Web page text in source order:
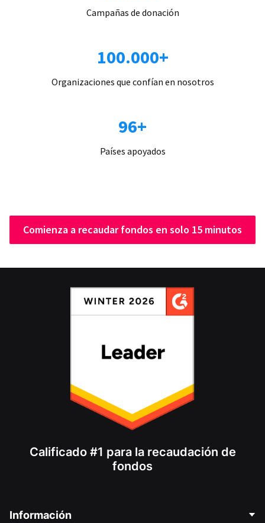
Campañas de donación
100.000+
Organizaciones que confían en nosotros
96+
Países apoyados
Comienza a recaudar fondos en solo 15 minutos
Calificado #1 para la recaudación de
fondos
Información